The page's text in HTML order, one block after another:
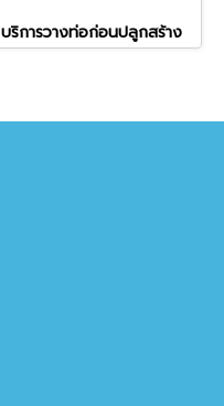
บริการวางท่อก่อนปลูกสร้าง